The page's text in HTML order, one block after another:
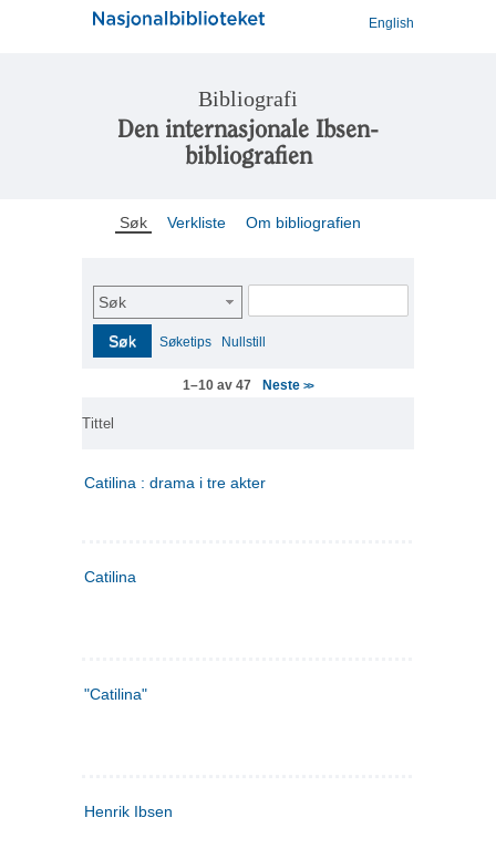
English
Bibliografi
Den internasjonale Ibsen-
bibliografien
Søk Verkliste Om bibliografien
Søk
Søk Søketips Nullstill
1–10 av 47 Neste>>
Tittel
Catilina : drama i tre akter
Catilina
"Catilina"
Henrik Ibsen